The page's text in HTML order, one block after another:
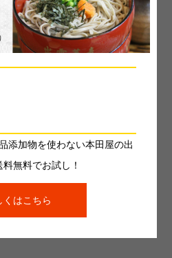
で、「献上そば羽根屋本店」とし
か、昔ながらの手打ちそばも楽し
添加物を使わない本田屋の出
無料でお試し！
くはこちら